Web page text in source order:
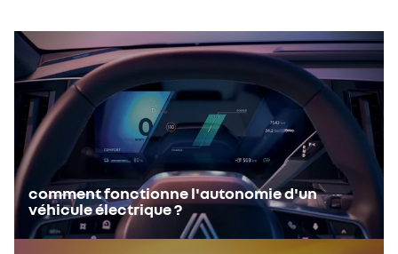
comment fonctionne l'autonomie d'un
véhicule électrique ?​